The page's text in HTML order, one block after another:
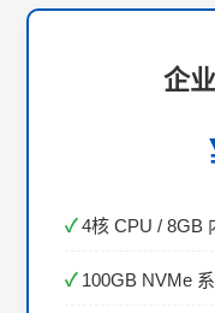
企
4核 CPU / 8GB
100GB NVMe